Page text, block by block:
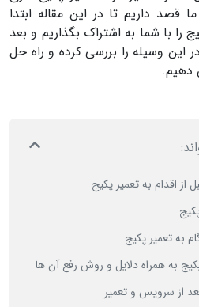
داریم تا در این مقاله ابتدا
را با شما به اشتراک بگذاریم و بعد
وسیله را بررسی کرده و راه حل
دهیم.
اقدام به تعمیر پکیج
به تعمیر پکیج
به همراه دلایل و روش رفع آن ها
از سرویس و تعمیر